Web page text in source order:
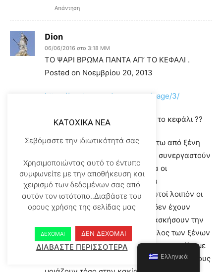
Απάντηση
Dion
06/06/2016 στο 3:18 ΜΜ
ΤΟ ΨΑΡΙ ΒΡΩΜΑ ΠΑΝΤΑ ΑΠ’ ΤΟ ΚΕΦΑΛΙ .
Posted on Νοεμβρίου 20, 2013
https://voutos.wordpress.com/page/3/
Γιατί το ψάρι πάντα βρωμά από το κεφάλι ??
Σε ένα κράτος που βρίσκετε κάτω από ξένη
κατοχή , αυτοί που δέχονται να συνεργαστούν
με τους κατακτητές είναι πάντα οι
τυχάρπαστοι τυχοδιώκτες με τα
χαρακτηριστικά του Εφιάλτη Αυτοί λοιπόν οι
τυχάρπαστοι τυχοδιώκτες που δεν έχουν
κανένα ηθικό φραγμό , για να ασκήσουν την
διοίκηση του κράτους προς όφελος των ξένων
επικυρίαρχων , δημιουργούν μια πυραμίδα με
ομοίους τους , με ανθρώπους δηλαδή που τους
KATOXIKA NEA
Σεβόμαστε την ιδιωτικότητά σας
Χρησιμοποιώντας αυτό το έντυπο
συμφωνείτε με την αποθήκευση και
χειρισμό των δεδομένων σας από
αυτόν τον ιστότοπο..Διαβάστε του
ορους χρήσης της σελίδας μας
ΔΕΧΟΜΑΙ ΔΕΝ ΔΕΧΟΜΑΙ
ΔΙΑΒΑΣΤΕ ΠΕΡΙΣΣΟΤΕΡΑ
Ελληνικά